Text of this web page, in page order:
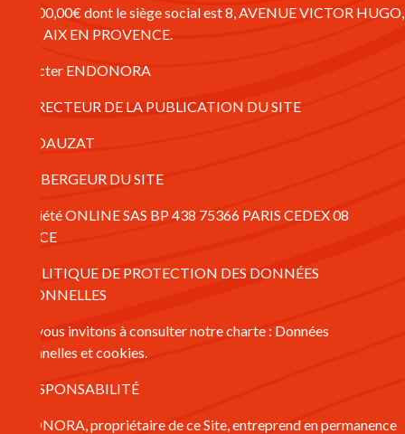
de 1 000,00€ dont le siège social est 8, AVENUE VICTOR HUGO,
13100 AIX EN PROVENCE.
Contacter ENDONORA
2 – DIRECTEUR DE LA PUBLICATION DU SITE
Lilian DAUZAT
3 – HÉBERGEUR DU SITE
La société ONLINE SAS BP 438 75366 PARIS CEDEX 08
FRANCE
4 – POLITIQUE DE PROTECTION DES DONNÉES
PERSONNELLES
Nous vous invitons à consulter notre charte : Données
personnelles et cookies.
5 – RESPONSABILITÉ
ENDONORA, propriétaire de ce Site, entreprend en permanence